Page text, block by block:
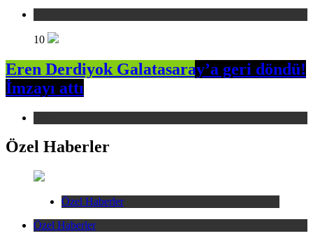
10
Eren Derdiyok Galatasaray’a geri döndü!
İmzayı attı
Özel Haberler
Özel Haberler
Özel Haberler